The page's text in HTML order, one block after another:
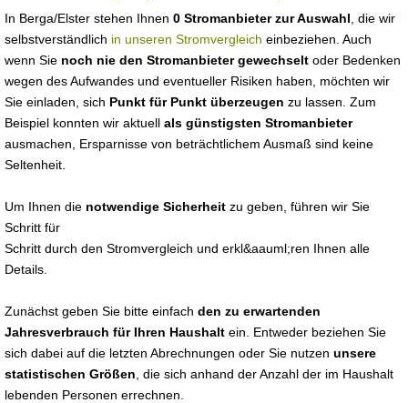
In Berga/Elster stehen Ihnen 0 Stromanbieter zur Auswahl , die wir
selbstverständlich in unseren Stromvergleich einbeziehen. Auch
wenn Sie noch nie den Stromanbieter gewechselt oder Bedenken
wegen des Aufwandes und eventueller Risiken haben, möchten wir
Sie einladen, sich Punkt für Punkt überzeugen zu lassen. Zum
Beispiel konnten wir aktuell als günstigsten Stromanbieter
ausmachen, Ersparnisse von beträchtlichem Ausmaß sind keine
Seltenheit.
Um Ihnen die notwendige Sicherheit zu geben, führen wir Sie
Schritt für
Schritt durch den Stromvergleich und erkl&aauml;ren Ihnen alle
Details.
Zunächst geben Sie bitte einfach den zu erwartenden
Jahresverbrauch für Ihren Haushalt ein. Entweder beziehen Sie
sich dabei auf die letzten Abrechnungen oder Sie nutzen unsere
statistischen Größen , die sich anhand der Anzahl der im Haushalt
lebenden Personen errechnen.